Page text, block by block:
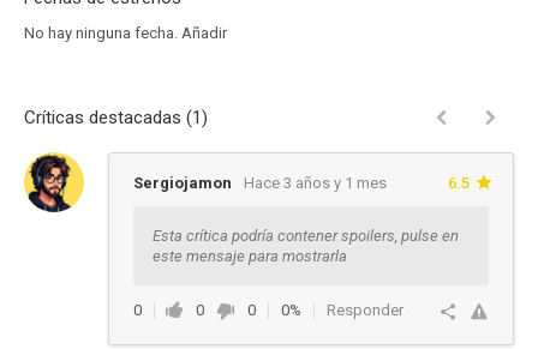
No hay ninguna fecha. Añadir
Críticas destacadas (1)
Sergiojamon Hace 3 años y 1 mes 6.5
Esta crítica podría contener spoilers, pulse en
este mensaje para mostrarla
0 0 0 0% Responder